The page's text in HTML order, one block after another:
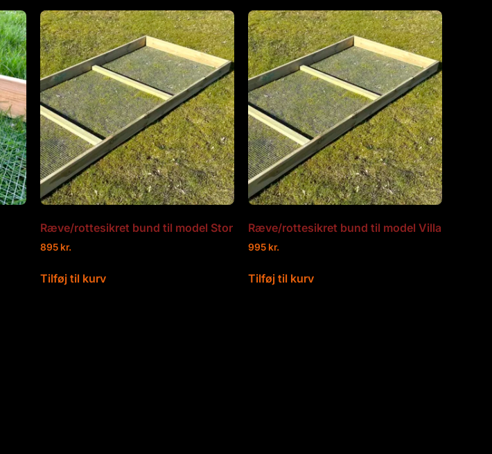
Ræve/rottesikret bund til model Stor
895 kr.
Tilføj til kurv
Ræve/rottesikret bund til model Villa
995 kr.
Tilføj til kurv